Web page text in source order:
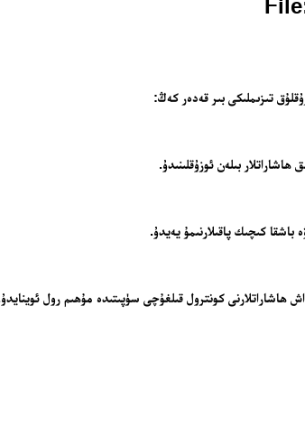
تىزىملىكى بىر قەدەر كەڭ:
بىلەن ئوزۇقلىنىدۇ.
باشقا كىچىك پاقىلارنىمۇ يەيدۇ.